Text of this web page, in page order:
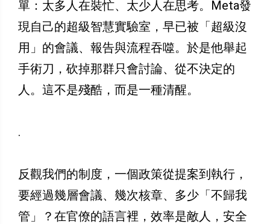
單：太多人在裝忙、太少人在思考。Meta發
現自己的超級智慧實驗室，早已被「超級沒
用」的會議、報告與流程吞噬。於是他舉起
手術刀，砍掉那群只會討論、從不決定的
人。這不是殘酷，而是一種清醒。
.
反觀我們的制度，一個政策從提案到執行，
要經過幾層會議、幾次核章、多少「不歸我
管」？在官僚的語言裡，效率是敵人，安全